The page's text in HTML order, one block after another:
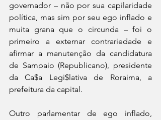
governador – não por sua capilaridade
política, mas sim por seu ego inflado e
muita grana que o circunda – foi o
primeiro a externar contrariedade e
afirmar a manutenção da candidatura
de Sampaio (Republicano), presidente
da Ca$a Legi$lativa de Roraima, a
prefeitura da capital.
Outro parlamentar de ego inflado,